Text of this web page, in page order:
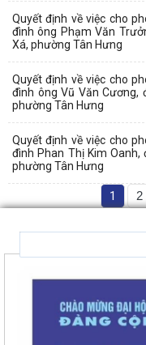
Quyết định về việc cho
đình ông Phạm Văn
Xá, phường Tân Hưng
Quyết định về việc cho
đình ông Vũ Văn
phường Tân Hưng
Quyết định về việc cho
đình Phan Thị Kim
phường Tân Hưng
1 2